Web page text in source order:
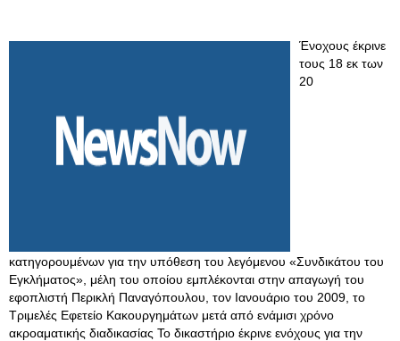
Ένοχους έκρινε
τους 18 εκ των
20
κατηγορουμένων για την υπόθεση του λεγόμενου «Συνδικάτου του
Εγκλήματος», μέλη του οποίου εμπλέκονται στην απαγωγή του
εφοπλιστή Περικλή Παναγόπουλου, τον Ιανουάριο του 2009, το
Τριμελές Εφετείο Κακουργημάτων μετά από ενάμισι χρόνο
ακροαματικής διαδικασίας Το δικαστήριο έκρινε ενόχους για την